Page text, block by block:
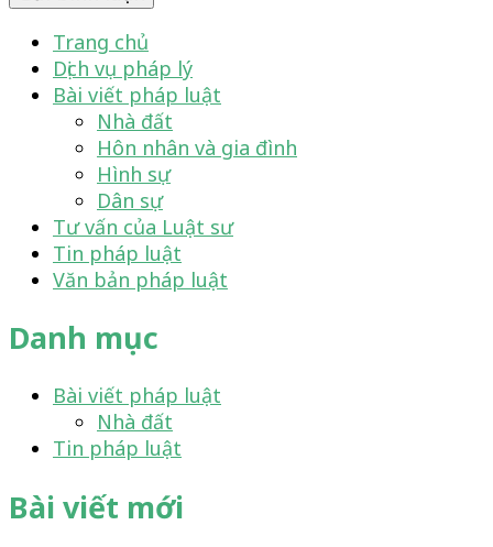
Trang chủ
Dịch vụ pháp lý
Bài viết pháp luật
Nhà đất
Hôn nhân và gia đình
Hình sự
Dân sự
Tư vấn của Luật sư
Tin pháp luật
Văn bản pháp luật
Danh mục
Bài viết pháp luật
Nhà đất
Tin pháp luật
Bài viết mới